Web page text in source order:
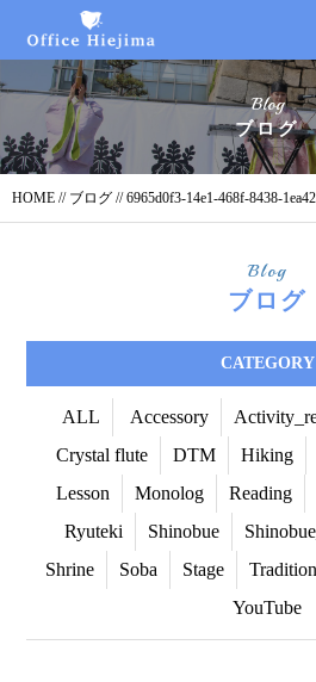
Blog
ブログ
HOME // ブログ // 6965d0f3-14e1-468f-8438-
Blog
ブログ
CATEGORY
ALL Accessory
Crystal flute
DTM Hiking
Lesson
Monolog Reading
Ryuteki
Shinobue
Shrine
Soba Stage
YouTube